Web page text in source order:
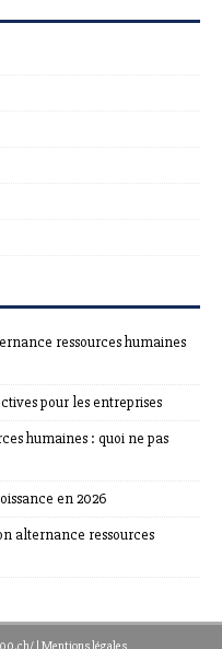
ressources humaines
pour les entreprises
humaines : quoi ne pas
en 2026
alternance ressources